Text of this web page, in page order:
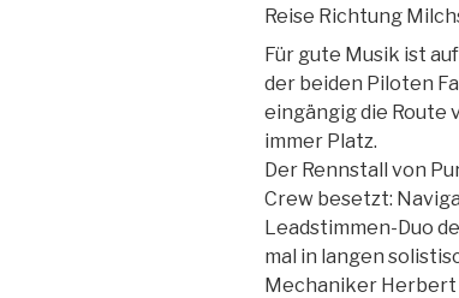
Reise Richtung
Für gute Musik ist
der beiden Piloten
eingängig die Route
immer Platz.
Der Rennstall von
Crew besetzt:
Leadstimmen-Duo
mal in langen
Mechaniker